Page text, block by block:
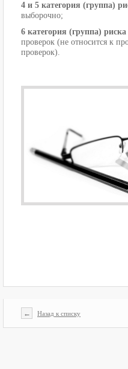
4 и 5 категория (группа)
выборочно;
6 категория (группа) риска
проверок (не относится к
проверок).
← Назад к списку